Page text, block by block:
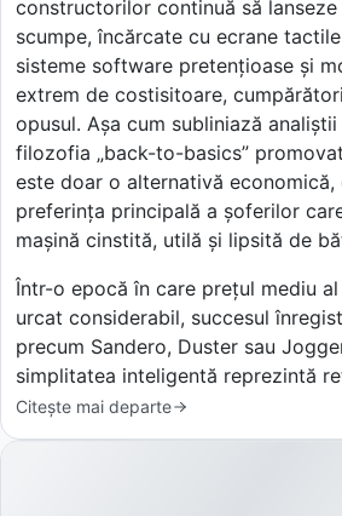
constructorilor continuă să
scumpe, încărcate cu ecrane
sisteme software pretențioase și
extrem de costisitoare,
opusul. Așa cum subliniază
filozofia „back-to-basics”
este doar o alternativă economică,
preferința principală a șoferilor
mașină cinstită, utilă și lipsită de
Într-o epocă în care prețul mediu
urcat considerabil, succesul
precum Sandero, Duster sau
simplitatea inteligentă reprezintă
Citește mai departe